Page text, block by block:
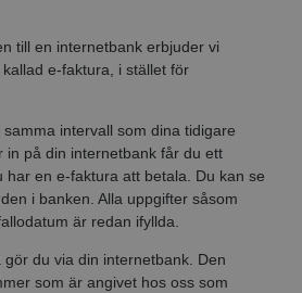
till en internetbank erbjuder vi
e-faktura, i stället för
intervall som dina tidigare
in på din internetbank får du ett
har en e-faktura att betala. Du kan se
i banken. Alla uppgifter såsom
är redan ifyllda.
du via din internetbank. Den
som är angivet hos oss som